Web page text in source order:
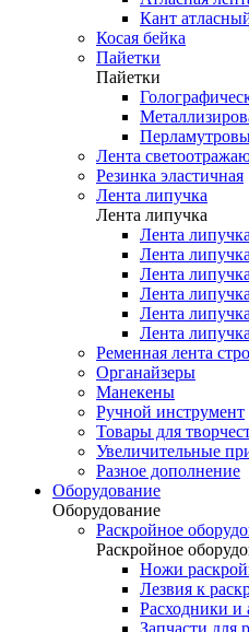
Кант
Косая бейка
Пайетки
Пайетки
Лента
Резинка эластичная
Лента липучка
Лента липучка
Лента
Лента
Лента
Лента
Лента
Лента
Ременная лента
Органайзеры
Манекены
Ручной инструмент
Товары для
Увеличительные
Разное дополнение
Оборудование
Оборудование
Раскройное
Раскройное
Ножи
Лезвия к
Расходники и
Запчасти для